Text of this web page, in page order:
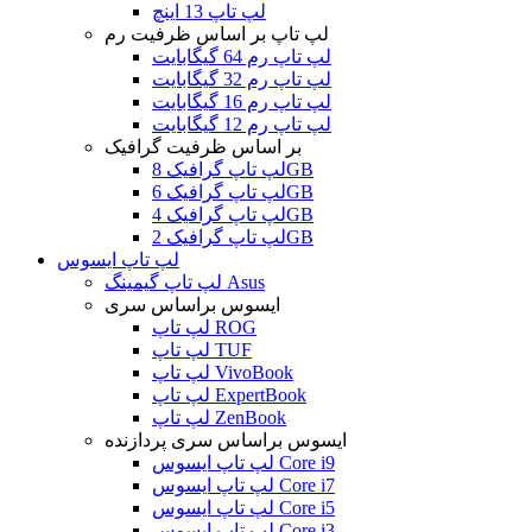
لپ تاپ 13 اینچ
لپ تاپ بر اساس ظرفیت رم
لپ تاپ رم 64 گیگابایت
لپ تاپ رم 32 گیگابایت
لپ تاپ رم 16 گیگابایت
لپ تاپ رم 12 گیگابایت
بر اساس ظرفیت گرافیک
لپ تاپ گرافیک 8GB
لپ تاپ گرافیک 6GB
لپ تاپ گرافیک 4GB
لپ تاپ گرافیک 2GB
لپ تاپ ایسوس
لپ تاپ گیمینگ Asus
ایسوس براساس سری
لپ تاپ ROG
لپ تاپ TUF
لپ تاپ VivoBook
لپ تاپ ExpertBook
لپ تاپ ZenBook
ایسوس براساس سری پردازنده
لپ تاپ ایسوس Core i9
لپ تاپ ایسوس Core i7
لپ تاپ ایسوس Core i5